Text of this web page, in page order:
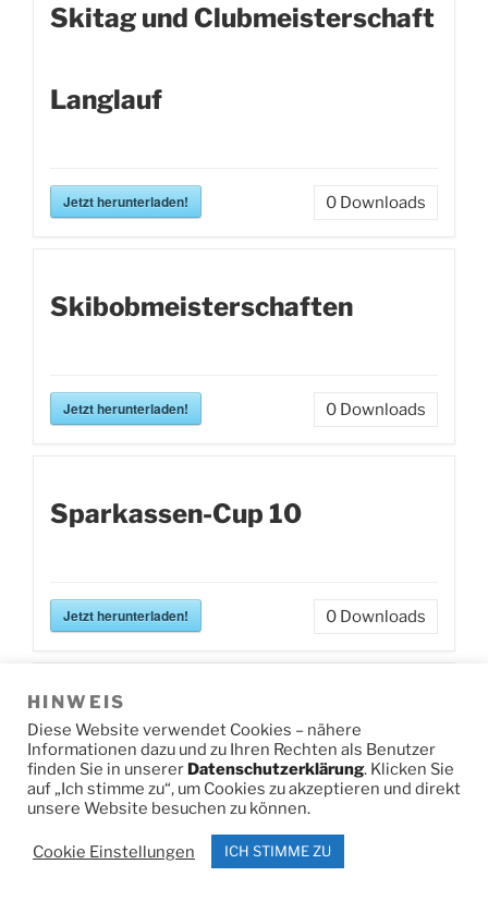
Skitag und Clubmeisterschaft
Langlauf
Jetzt herunterladen! 0 Downloads
Skibobmeisterschaften
Jetzt herunterladen! 0 Downloads
Sparkassen-Cup 10
Jetzt herunterladen! 0 Downloads
Sparkassen-Cup 9
HINWEIS
Diese Website verwendet Cookies – nähere
Informationen dazu und zu Ihren Rechten als Benutzer
finden Sie in unsererDatenschutzerklärung. Klicken Sie
auf „Ich stimme zu“, um Cookies zu akzeptieren und direkt
unsere Website besuchen zu können.
Cookie Einstellungen ICH STIMME ZU